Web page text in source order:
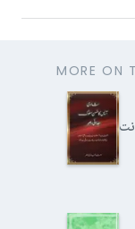
MORE ON